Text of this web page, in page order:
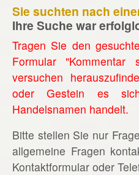
Sie suchten nach
Ihre Suche war
Tragen Sie den
Formular
versuchen
oder Gestein es
Handelsnamen handelt.
Bitte stellen Sie nur
allgemeine Fragen
Kontaktformular oder